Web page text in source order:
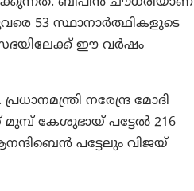
53 സ്ഥാനാർത്ഥികളുടെ
ഈ വർഷം
നരേന്ദ്ര മോദി
കേശുഭായ് പട്ടേൽ 216
പട്ടേലും വിജയ്